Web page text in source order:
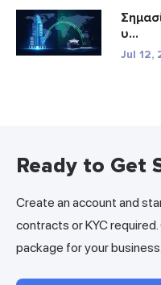
υ...
Jul 12,
Ready to Get
Create an account and
contracts or KYC
package for your business.